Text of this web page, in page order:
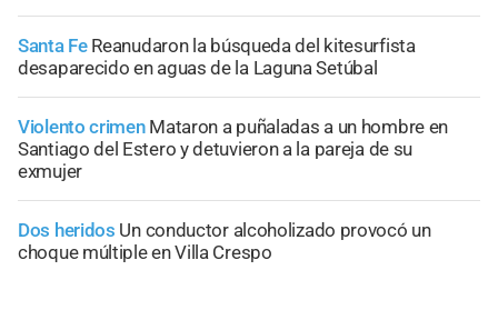
Santa Fe Reanudaron la búsqueda del kitesurfista
desaparecido en aguas de la Laguna Setúbal
Violento crimen Mataron a puñaladas a un hombre en
Santiago del Estero y detuvieron a la pareja de su
exmujer
Dos heridos Un conductor alcoholizado provocó un
choque múltiple en Villa Crespo